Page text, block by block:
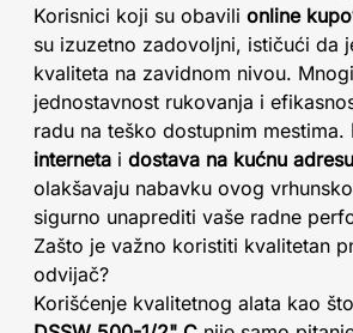
Korisnici koji su obavili online
su izuzetno zadovoljni, ističući da
kvaliteta na zavidnom nivou.
jednostavnost rukovanja i
radu na teško dostupnim mestima.
interneta i dostava na kućnu adresu
olakšavaju nabavku ovog
sigurno unaprediti vaše radne
Zašto je važno koristiti kvalitetan
odvijač?
Korišćenje kvalitetnog alata kao